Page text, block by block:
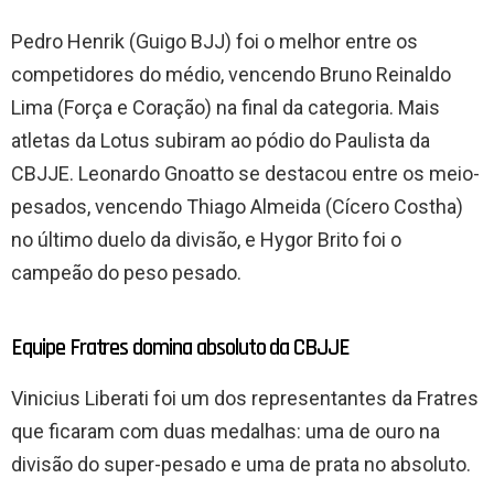
Pedro Henrik (Guigo BJJ) foi o melhor entre os
competidores do médio, vencendo Bruno Reinaldo
Lima (Força e Coração) na final da categoria. Mais
atletas da Lotus subiram ao pódio do Paulista da
CBJJE. Leonardo Gnoatto se destacou entre os meio-
pesados, vencendo Thiago Almeida (Cícero Costha)
no último duelo da divisão, e Hygor Brito foi o
campeão do peso pesado.
Equipe Fratres domina absoluto da CBJJE
Vinicius Liberati foi um dos representantes da Fratres
que ficaram com duas medalhas: uma de ouro na
divisão do super-pesado e uma de prata no absoluto.